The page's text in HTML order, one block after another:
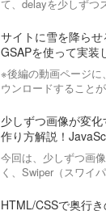
て、delayを少しずつ
のこちらの動画では
CSSを組んでGSAP
サイトに雪を降ら
GSAPを使って実装
２回（第１回目）
※後編の動画ページ
ウンロードすること
ライブラリ）を使っ
ーションを作ってみ
少しずつ画像が変
作り方解説！
ン「スワイパー（
プション変更で、よ
ンを実装してみまし
今回は、少しずつ画
く、Swiper（スワイ
インで少しずつ変化
HTML/CSSで奥行